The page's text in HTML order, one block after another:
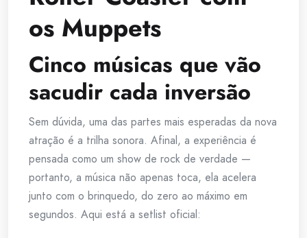
os Muppets
Cinco músicas que vão
sacudir cada inversão
Sem dúvida, uma das partes mais esperadas da nova
atração é a trilha sonora. Afinal, a experiência é
pensada como um show de rock de verdade —
portanto, a música não apenas toca, ela acelera
junto com o brinquedo, do zero ao máximo em
segundos. Aqui está a setlist oficial: